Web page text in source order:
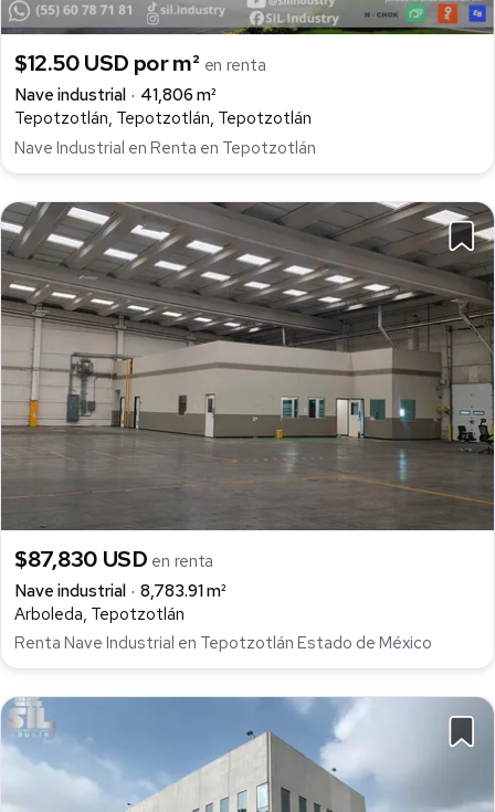
$12.50 USD por m² en renta
Nave industrial
41,806 m²
Tepotzotlán, Tepotzotlán, Tepotzotlán
Nave Industrial en Renta en Tepotzotlán
$87,830 USD en renta
Nave industrial
8,783.91 m²
Arboleda, Tepotzotlán
Renta Nave Industrial en Tepotzotlán Estado de México